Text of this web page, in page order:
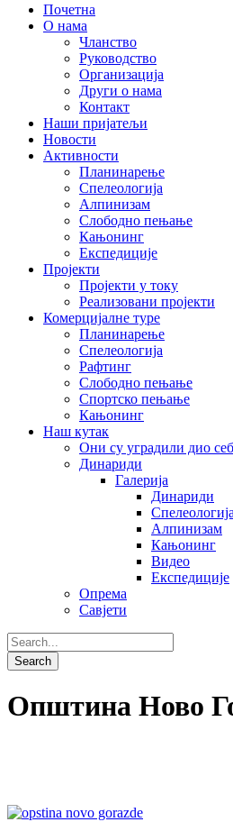
Почетна
О нама
Чланство
Руководство
Организација
Други о нама
Контакт
Наши пријатељи
Новости
Активности
Планинарење
Спелеологија
Алпинизам
Слободно пењање
Кањонинг
Експедиције
Пројекти
Пројекти у току
Реализовани пројекти
Комерцијалне туре
Планинарење
Спелеологија
Рафтинг
Слободно пењање
Спортско пењање
Кањонинг
Наш кутак
Они су уградили дио
Динариди
Галерија
Динариди
Спелеологија
Алпинизам
Кањонинг
Видео
Експедиције
Опрема
Савјети
Општина Ново